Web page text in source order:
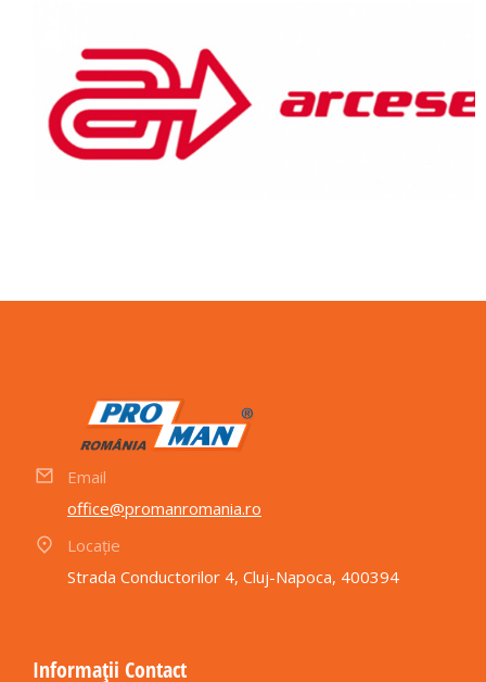
Email
office@promanromania.ro
Locație
Strada Conductorilor 4, Cluj-Napoca, 400394
Informații Contact